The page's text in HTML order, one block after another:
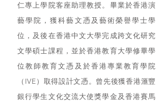
仁專上學院客座助理教授。畢業於香港演
藝學院，獲科藝文憑及藝術榮譽學士學
位，及後在香港中文大學完成跨文化研究
文學碩士課程，並於香港教育大學修畢學
位教師教育文憑及於香港專業教育學院
（IVE）取得設計文憑。曾先後獲香港滙豐
銀行學生文化交流大使獎學金及香港賽馬